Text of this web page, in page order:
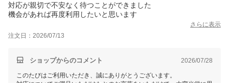
対応が親切で不安なく待つことができました
機会があれば再度利用したいと思います
さらに表示
注文日：2026/07/13
ショップからのコメント 2026/07/28
このたびはご利用いただき、誠にありがとうございます。